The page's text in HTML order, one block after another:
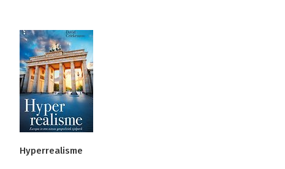
Hyperrealisme